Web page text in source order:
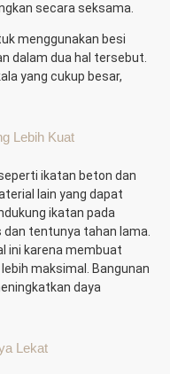
secara seksama.
menggunakan besi
dalam dua hal tersebut.
yang cukup besar,
Lebih Kuat
ikatan beton dan
lain yang dapat
ikatan pada
tentunya tahan lama.
ini karena membuat
maksimal. Bangunan
daya
Lekat